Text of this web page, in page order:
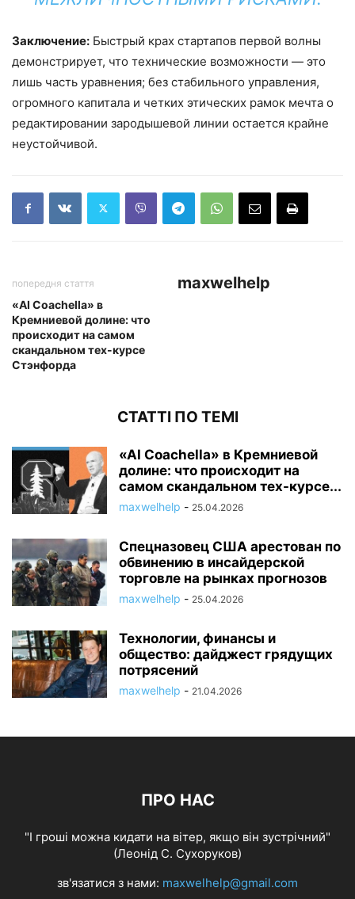
Заключение: Быстрый крах стартапов первой волны
демонстрирует, что технические возможности — это
лишь часть уравнения; без стабильного управления,
огромного капитала и четких этических рамок мечта о
редактировании зародышевой линии остается крайне
неустойчивой.
попередня стаття
«AI Coachella» в
Кремниевой долине: что
происходит на самом
скандальном тех-курсе
Стэнфорда
maxwelhelp
СТАТТІ ПО ТЕМІ
«AI Coachella» в Кремниевой
долине: что происходит на
самом скандальном тех-курсе...
maxwelhelp - 25.04.2026
Спецназовец США арестован по
обвинению в инсайдерской
торговле на рынках прогнозов
maxwelhelp - 25.04.2026
Технологии, финансы и
общество: дайджест грядущих
потрясений
maxwelhelp - 21.04.2026
ПРО НАС
"І гроші можна кидати на вітер, якщо він зустрічний"
(Леонід С. Сухоруков)
зв'язатися з нами: maxwelhelp@gmail.com